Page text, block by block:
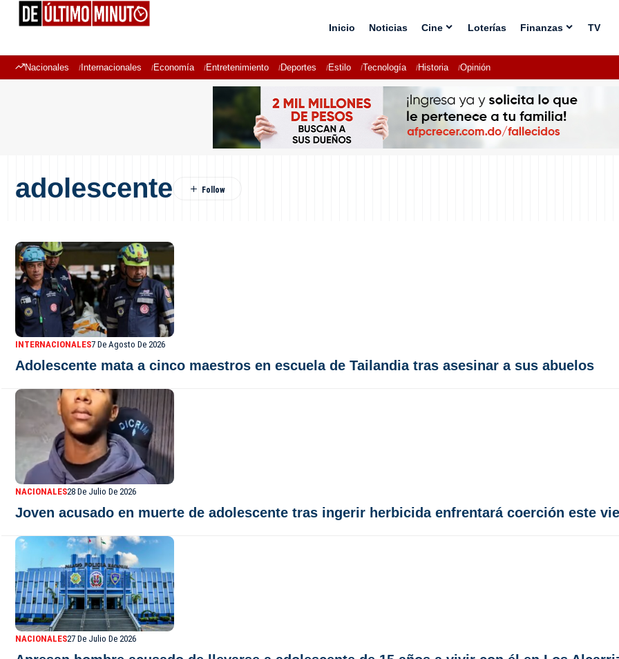
Inicio Noticias Cine Loterías Finanzas TV
Nacionales Internacionales Economía Entretenimiento Deportes Estilo Tecnología Historia Opinión
adolescente
INTERNACIONALES7 De Agosto De 2026
Adolescente mata a cinco maestros en escuela de Tailandia tras asesinar a sus abuelos
NACIONALES28 De Julio De 2026
Joven acusado en muerte de adolescente tras ingerir herbicida enfrentará coerción este
NACIONALES27 De Julio De 2026